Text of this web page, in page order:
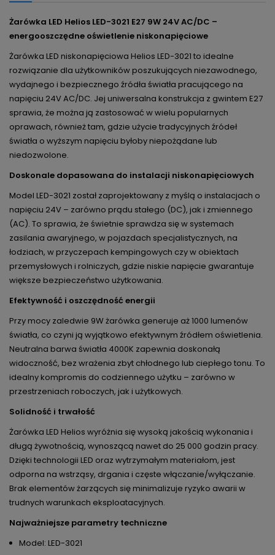
Żarówka LED Helios LED-3021 E27 9W 24V AC/DC –
energooszczędne oświetlenie niskonapięciowe
Żarówka LED niskonapięciowa Helios LED-3021 to idealne
rozwiązanie dla użytkowników poszukujących niezawodnego,
wydajnego i bezpiecznego źródła światła pracującego na
napięciu 24V AC/DC. Jej uniwersalna konstrukcja z gwintem E27
sprawia, że można ją zastosować w wielu popularnych
oprawach, również tam, gdzie użycie tradycyjnych źródeł
światła o wyższym napięciu byłoby niepożądane lub
niedozwolone.
Doskonale dopasowana do instalacji niskonapięciowych
Model LED-3021 został zaprojektowany z myślą o instalacjach o
napięciu 24V – zarówno prądu stałego (DC), jak i zmiennego
(AC). To sprawia, że świetnie sprawdza się w systemach
zasilania awaryjnego, w pojazdach specjalistycznych, na
łodziach, w przyczepach kempingowych czy w obiektach
przemysłowych i rolniczych, gdzie niskie napięcie gwarantuje
większe bezpieczeństwo użytkowania.
Efektywność i oszczędność energii
Przy mocy zaledwie 9W żarówka generuje aż 1000 lumenów
światła, co czyni ją wyjątkowo efektywnym źródłem oświetlenia.
Neutralna barwa światła 4000K zapewnia doskonałą
widoczność, bez wrażenia zbyt chłodnego lub ciepłego tonu. To
idealny kompromis do codziennego użytku – zarówno w
przestrzeniach roboczych, jak i użytkowych.
Solidność i trwałość
Żarówka LED Helios wyróżnia się wysoką jakością wykonania i
długą żywotnością, wynoszącą nawet do 25 000 godzin pracy.
Dzięki technologii LED oraz wytrzymałym materiałom, jest
odporna na wstrząsy, drgania i częste włączanie/wyłączanie.
Brak elementów żarzących się minimalizuje ryzyko awarii w
trudnych warunkach eksploatacyjnych.
Najważniejsze parametry techniczne
Model: LED-3021